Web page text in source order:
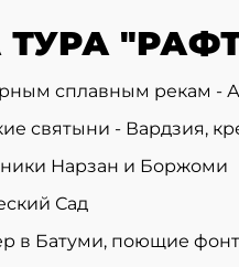
сплавным рекам -
святыни - Вардзия,
Нарзан и Боржоми
Сад
в Батуми, поющие